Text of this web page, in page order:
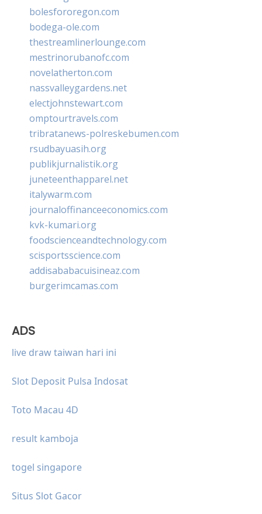
bolesfororegon.com
bodega-ole.com
thestreamlinerlounge.com
mestrinorubanofc.com
novelatherton.com
nassvalleygardens.net
electjohnstewart.com
omptourtravels.com
tribratanews-polreskebumen.com
rsudbayuasih.org
publikjurnalistik.org
juneteenthapparel.net
italywarm.com
journaloffinanceeconomics.com
kvk-kumari.org
foodscienceandtechnology.com
scisportsscience.com
addisababacuisineaz.com
burgerimcamas.com
ADS
live draw taiwan hari ini
Slot Deposit Pulsa Indosat
Toto Macau 4D
result kamboja
togel singapore
Situs Slot Gacor